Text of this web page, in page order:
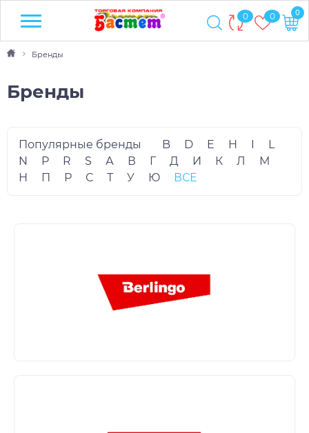
0 0 0
Бренды
Бренды
Популярные бренды B D E H I
L
N
P R S А В Г Д И К Л
М
Н
П Р С Т У Ю ВСЕ